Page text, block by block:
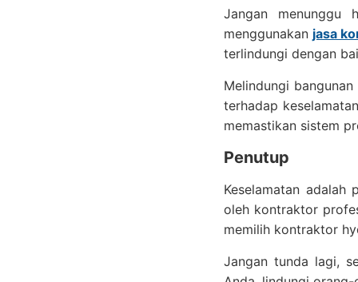
Jangan menunggu
menggunakan jasa
terlindungi dengan
Melindungi
terhadap
memastikan sistem
Penutup
Keselamatan
oleh kontraktor
memilih kontraktor
Jangan tunda lagi,